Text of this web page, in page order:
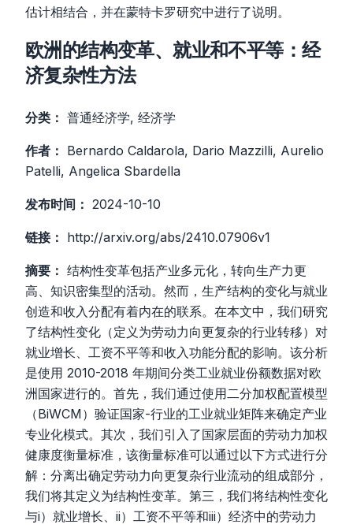
估计相结合，并在蒙特卡罗研究中进行了说明。
欧洲的结构变革、就业和不平等：经
济复杂性方法
分类： 普通经济学, 经济学
作者： Bernardo Caldarola, Dario Mazzilli, Aurelio
Patelli, Angelica Sbardella
发布时间： 2024-10-10
链接： http://arxiv.org/abs/2410.07906v1
摘要： 结构性变革包括产业多元化，转向生产力更
高、知识密集型的活动。然而，生产结构的变化与就业
创造和收入分配有着内在的联系。在本文中，我们研究
了结构性变化（定义为劳动力向更复杂的行业转移）对
就业增长、工资不平等和收入功能分配的影响。该分析
是使用 2010-2018 年期间分类工业就业份额数据对欧
洲国家进行的。首先，我们通过使用二分加权配置模型
（BiWCM）验证国家-行业的工业就业矩阵来确定产业
专业化模式。其次，我们引入了国家层面的劳动力加权
健康度衡量标准，该衡量标准可以通过以下方式进行分
解：分离出确定劳动力向更复杂行业流动的组成部分，
我们将其定义为结构性变革。第三，我们将结构性变化
与i）就业增长、ii）工资不平等和iii）经济中的劳动力